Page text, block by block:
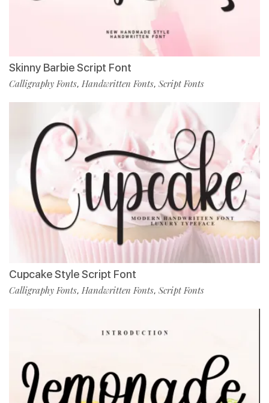
Skinny Barbie Script Font
Calligraphy Fonts, Handwritten Fonts, Script Fonts
Cupcake Style Script Font
Calligraphy Fonts, Handwritten Fonts, Script Fonts